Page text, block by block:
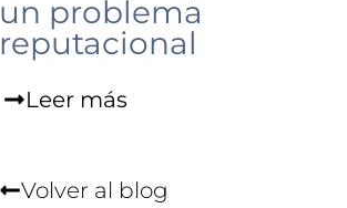
un problema
reputacional
Leer más
Volver al blog